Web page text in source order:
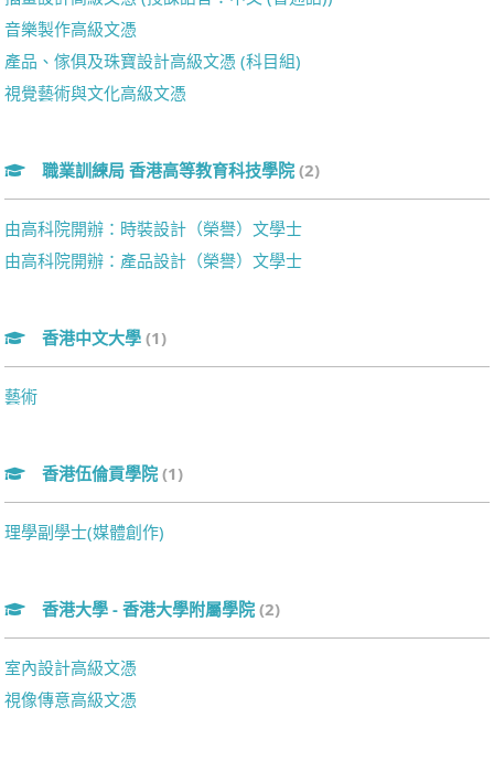
音樂製作高級文憑
產品、傢俱及珠寶設計高級文憑 (科目組)
視覺藝術與文化高級文憑
職業訓練局 香港高等教育科技學院 (2)
由高科院開辦：時裝設計（榮譽）文學士
由高科院開辦：產品設計（榮譽）文學士
香港中文大學 (1)
藝術
香港伍倫貢學院 (1)
理學副學士(媒體創作)
香港大學 - 香港大學附屬學院 (2)
室內設計高級文憑
視像傳意高級文憑